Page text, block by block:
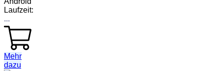
Laufzeit:
...
Mehr
dazu